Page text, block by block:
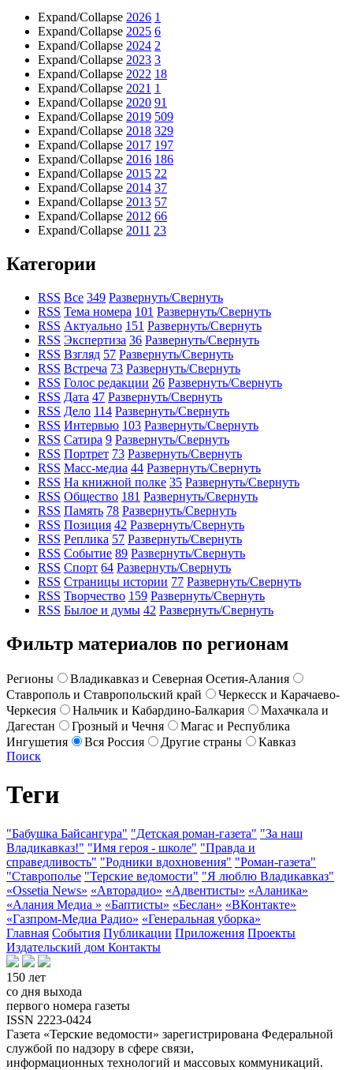
Expand/Collapse 2026 1
Expand/Collapse 2025 6
Expand/Collapse 2024 2
Expand/Collapse 2023 3
Expand/Collapse 2022 18
Expand/Collapse 2021 1
Expand/Collapse 2020 91
Expand/Collapse 2019 509
Expand/Collapse 2018 329
Expand/Collapse 2017 197
Expand/Collapse 2016 186
Expand/Collapse 2015 22
Expand/Collapse 2014 37
Expand/Collapse 2013 57
Expand/Collapse 2012 66
Expand/Collapse 2011 23
Категории
RSS Все 349 Развернуть/Свернуть
RSS Тема номера 101 Развернуть/Свернуть
RSS Актуально 151 Развернуть/Свернуть
RSS Экспертиза 36 Развернуть/Свернуть
RSS Взгляд 57 Развернуть/Свернуть
RSS Встреча 73 Развернуть/Свернуть
RSS Голос редакции 26 Развернуть/Свернуть
RSS Дата 47 Развернуть/Свернуть
RSS Дело 114 Развернуть/Свернуть
RSS Интервью 103 Развернуть/Свернуть
RSS Сатира 9 Развернуть/Свернуть
RSS Портрет 73 Развернуть/Свернуть
RSS Масс-медиа 44 Развернуть/Свернуть
RSS На книжной полке 35 Развернуть/Свернуть
RSS Общество 181 Развернуть/Свернуть
RSS Память 78 Развернуть/Свернуть
RSS Позиция 42 Развернуть/Свернуть
RSS Реплика 57 Развернуть/Свернуть
RSS Событие 89 Развернуть/Свернуть
RSS Спорт 64 Развернуть/Свернуть
RSS Страницы истории 77 Развернуть/Свернуть
RSS Творчество 159 Развернуть/Свернуть
RSS Былое и думы 42 Развернуть/Свернуть
Фильтр материалов по регионам
Регионы
Владикавказ и Северная Осетия-Алания
Ставрополь и Ставропольский край
Черкесск и Карачаево-
Черкесия
Нальчик и Кабардино-Балкария
Махачкала и
Дагестан
Грозный и Чечня
Магас и Республика
Ингушетия
Вся Россия Другие страны
Кавказ
Поиск
Теги
"Бабушка Байсангура" "Детская роман-газета" "За наш
Владикавказ!" "Имя героя - школе" "Правда и
справедливость" "Родники вдохновения" "Роман-газета"
"Ставрополье "Терские ведомости" "Я люблю Владикавказ"
«Ossetia News» «Авторадио» «Адвентисты» «Аланика»
«Алания Медиа » «Баптисты» «Беслан» «ВКонтакте»
«Газпром-Медиа Радио» «Генеральная уборка»
Главная События Публикации Приложения Проекты
Издательский дом Контакты
150 лет
со дня выхода
первого номера газеты
ISSN 2223-0424
Газета «Терские ведомости» зарегистрирована Федеральной
службой по надзору в сфере связи,
информационных технологий и массовых коммуникаций.